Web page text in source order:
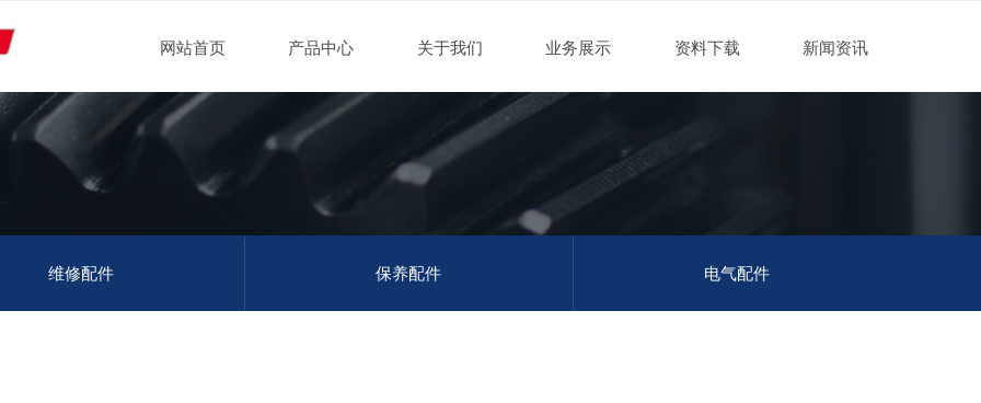
网站首页 产品中心 关于我们 业务展示 资料下载 新闻资讯
维修配件 保养配件 电气配件